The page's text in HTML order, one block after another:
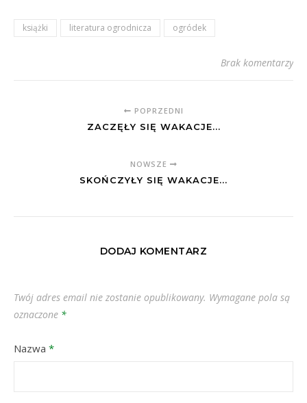
książki literatura ogrodnicza ogródek
Brak komentarzy
POPRZEDNI
ZACZĘŁY SIĘ WAKACJE...
NOWSZE
SKOŃCZYŁY SIĘ WAKACJE...
DODAJ KOMENTARZ
Twój adres email nie zostanie opublikowany. Wymagane pola są
oznaczone *
Nazwa *